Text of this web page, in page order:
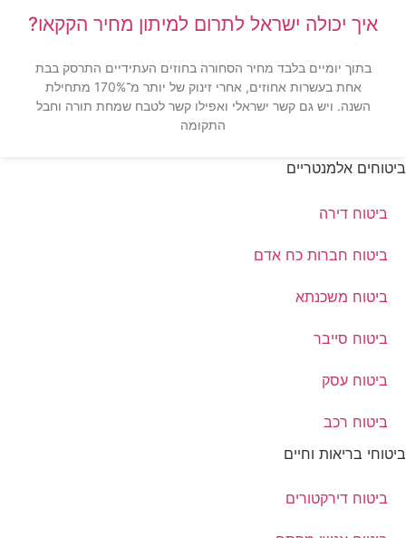
איך יכולה ישראל לתרום למיתון מחיר הקקאו?
בתוך יומיים בלבד מחיר הסחורה בחוזים העתידיים התרסק בבת
אחת בעשרות אחוזים, אחרי זינוק של יותר מ־170% מתחילת
השנה. ויש גם קשר ישראלי ואפילו קשר לטבח שמחת תורה וחבל
התקומה
ביטוחים אלמנטריים
ביטוח דירה
ביטוח חברות כח אדם
ביטוח משכנתא
ביטוח סייבר
ביטוח עסק
ביטוח רכב
ביטוחי בריאות וחיים
ביטוח דירקטורים